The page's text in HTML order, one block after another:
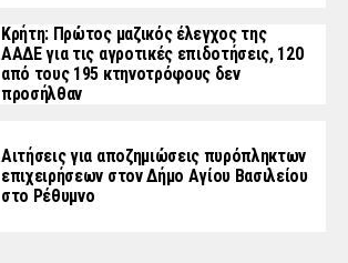
Κρήτη: Πρώτος μαζικός έλεγχος της
ΑΑΔΕ για τις αγροτικές επιδοτήσεις, 120
από τους 195 κτηνοτρόφους δεν
προσήλθαν
Αιτήσεις για αποζημιώσεις πυρόπληκτων
επιχειρήσεων στον Δήμο Αγίου Βασιλείου
στο Ρέθυμνο